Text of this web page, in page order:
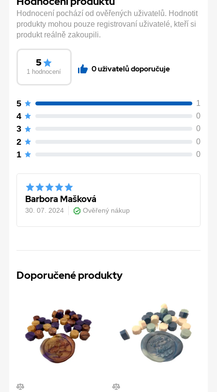
Hodnocení pochází od ověřených uživatelů. Hodnotit
produkty mohou pouze registrovaní uživatelé, kteří si
produkt reálně zakoupili.
5
1 hodnocení 0 uživatelů doporučuje
5 1
4 0
3 0
2 0
1 0
Barbora Mašková
30. 07. 2024 Ověřený nákup
Doporučené produkty